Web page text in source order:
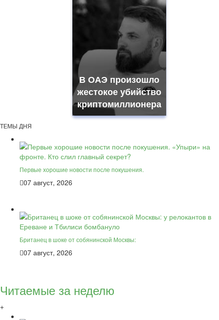
В ОАЭ произошло
жестокое убийство
криптомиллионера
ТЕМЫ ДНЯ
Первые хорошие новости после покушения.
07 август, 2026
Британец в шоке от собянинской Москвы:
07 август, 2026
Читаемые за неделю
+